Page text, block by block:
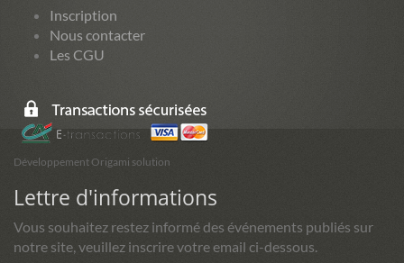
Inscription
Nous contacter
Les CGU
Développement Origami solution
Lettre d'informations
Vous souhaitez restez informé des événements publiés sur
notre site, veuillez inscrire votre email ci-dessous.